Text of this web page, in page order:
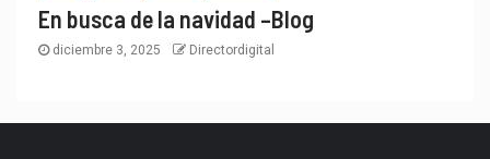
En busca de la navidad –Blog
diciembre 3, 2025 Directordigital